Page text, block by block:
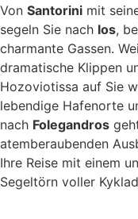
Von Santorini mit
segeln Sie nach Ios,
charmante Gassen.
dramatische Klippen
Hozoviotissa auf Sie
lebendige Hafenorte
nach Folegandros
atemberaubenden
Ihre Reise mit einem
Segeltörn voller